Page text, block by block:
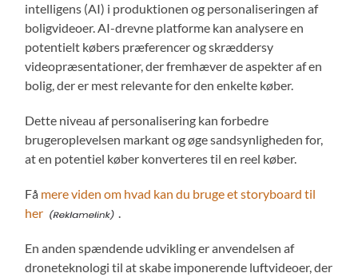
intelligens (AI) i produktionen og personaliseringen af
boligvideoer. AI-drevne platforme kan analysere en
potentielt købers præferencer og skræddersy
videopræsentationer, der fremhæver de aspekter af en
bolig, der er mest relevante for den enkelte køber.
Dette niveau af personalisering kan forbedre
brugeroplevelsen markant og øge sandsynligheden for,
at en potentiel køber konverteres til en reel køber.
Få mere viden om hvad kan du bruge et storyboard til
her
.
En anden spændende udvikling er anvendelsen af
droneteknologi til at skabe imponerende luftvideoer, der